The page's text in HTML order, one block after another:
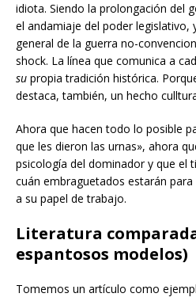
idiota. Siendo la prolongación del
el andamiaje del poder legislativo,
general de la guerra no-
shock. La línea que comunica a
su propia tradición histórica.
destaca, también, un hecho
Ahora que hacen todo lo posible
que les dieron las urnas», ahora
psicología del dominador y que el
cuán embraguetados estarán
a su papel de trabajo.
Literatura
espantosos modelos)
Tomemos un artículo como